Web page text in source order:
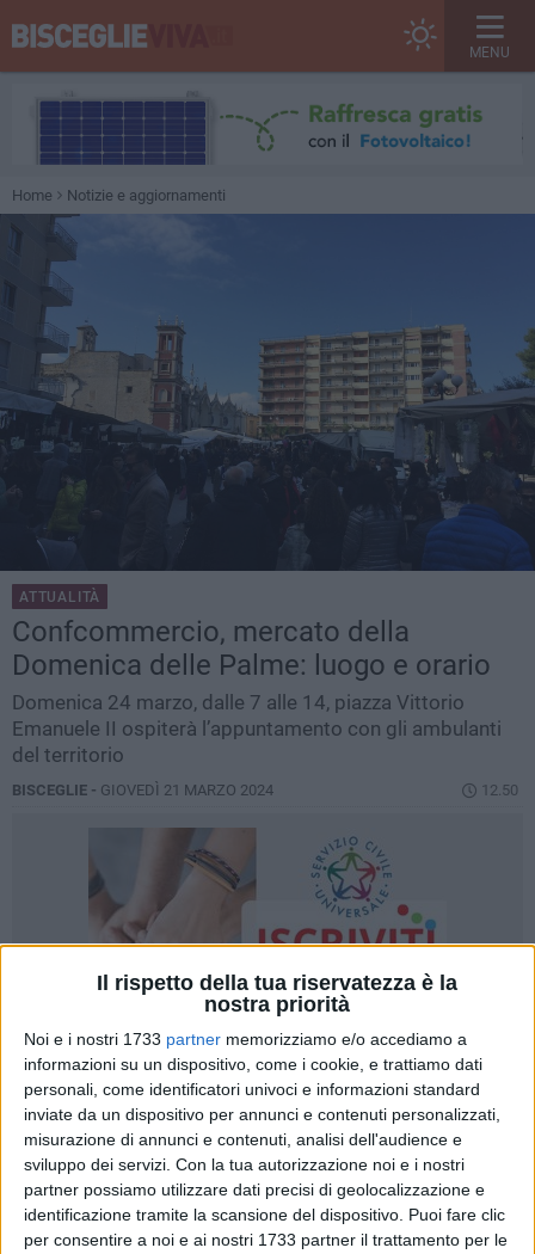
Il rispetto della tua riservatezza è la
nostra priorità
Noi e i nostri 1733 partner memorizziamo e/o accediamo a
informazioni su un dispositivo, come i cookie, e trattiamo dati
personali, come identificatori univoci e informazioni standard
inviate da un dispositivo per annunci e contenuti personalizzati,
misurazione di annunci e contenuti, analisi dell'audience e
sviluppo dei servizi. Con la tua autorizzazione noi e i nostri
partner possiamo utilizzare dati precisi di geolocalizzazione e
identificazione tramite la scansione del dispositivo. Puoi fare clic
per consentire a noi e ai nostri 1733 partner il trattamento per le
MENU
Home Notizie e aggiornamenti
ATTUALITÀ
Confcommercio, mercato della
Domenica delle Palme: luogo e orario
Domenica 24 marzo, dalle 7 alle 14, piazza Vittorio
Emanuele II ospiterà l’appuntamento con gli ambulanti
del territorio
BISCEGLIE - GIOVEDÌ 21 MARZO 2024 12.50